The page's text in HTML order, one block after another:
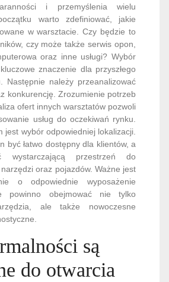
i przemyślenia wielu
warto zdefiniować, jakie
w warsztacie. Czy będzie to
czy może także serwis opon,
oraz inne usługi? Wybór
znaczenie dla przyszłego
Następnie należy przeanalizować
konkurencję. Zrozumienie potrzeb
ofert innych warsztatów pozwoli
usług do oczekiwań rynku.
jest wybór odpowiedniej lokalizacji.
być łatwo dostępny dla klientów, a
wystarczającą przestrzeń do
oraz pojazdów. Ważne jest
o odpowiednie wyposażenie
powinno obejmować nie tylko
ale także nowoczesne
są
do otwarcia